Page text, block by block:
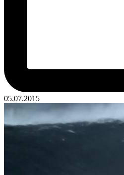
05.07.2015